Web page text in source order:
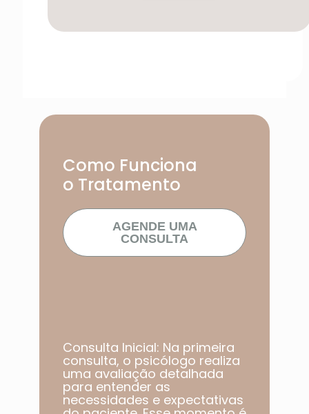
Como Funciona
o Tratamento
AGENDE UMA
CONSULTA
Consulta Inicial: Na primeira
consulta, o psicólogo realiza
uma avaliação detalhada
para entender as
necessidades e expectativas